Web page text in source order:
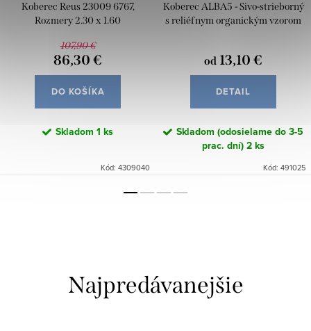
Koberec Reus 23009 6767,
Rozmery 2.30 x 1.60
107,90 €
86,30 €
DO KOŠÍKA
Skladom 1 ks
Kód: 4309040
Koberec ALBA5 - Sivo-strieborný
s reliéfnym organickým vzorom
od 13,10 €
DETAIL
Skladom (odosielame do 3-5
prac. dní) 2 ks
Kód: 491025
Najpredávanejšie